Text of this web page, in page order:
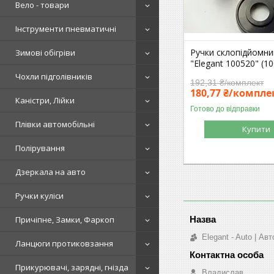
Вело - товари
Інструменти пневматичні
Зимові обігріви
Чохли підголівників
Каністри, Лійки
Плівки автомобільні
Полірування
Дзеркала на авто
Ручки куліси
Причіпне, Замки, Фаркоп
Ланцюги протиковзання
Прикурювачі, зарядні, гнізда
Ручки
"Elegant 100520"
192,31 ₴/комплект
180,77 ₴/
Готово до відправки
Купити
Elegant - Auto |